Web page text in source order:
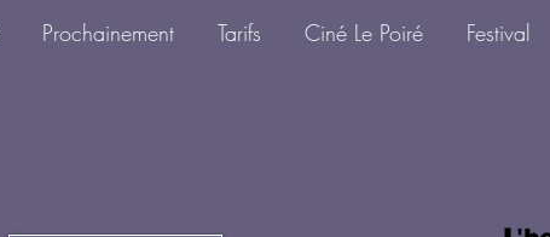
Prochainement Tarifs Ciné Le Poiré Festival